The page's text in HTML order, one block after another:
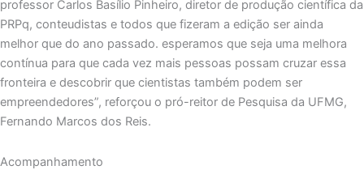
professor Carlos Basílio Pinheiro, diretor de produção científica da
PRPq, conteudistas e todos que fizeram a edição ser ainda
melhor que do ano passado. esperamos que seja uma melhora
contínua para que cada vez mais pessoas possam cruzar essa
fronteira e descobrir que cientistas também podem ser
empreendedores”, reforçou o pró-reitor de Pesquisa da UFMG,
Fernando Marcos dos Reis.
Acompanhamento